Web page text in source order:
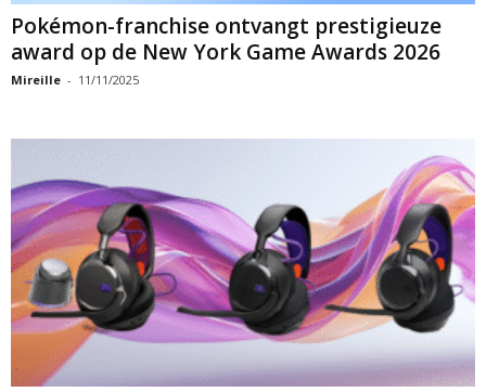
Pokémon-franchise ontvangt prestigieuze
award op de New York Game Awards 2026
Mireille - 11/11/2025